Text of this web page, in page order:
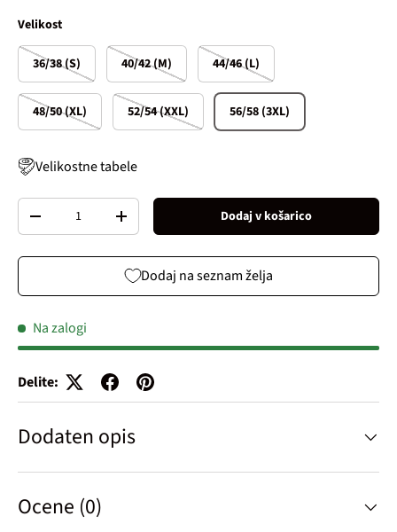
Velikost
36/38 (S) 40/42 (M) 44/46 (L)
48/50 (XL) 52/54 (XXL) 56/58 (3XL)
Velikostne tabele
Količina
Decrease quantityIncrease quantity Dodaj v košarico
Dodaj na seznam želja
Na zalogi
Delite:
Dodaten opis
Ocene (0)